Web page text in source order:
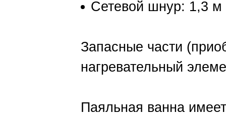
Сетевой шнур: 1,3 м
Запасные части
нагревательный
Паяльная ванна